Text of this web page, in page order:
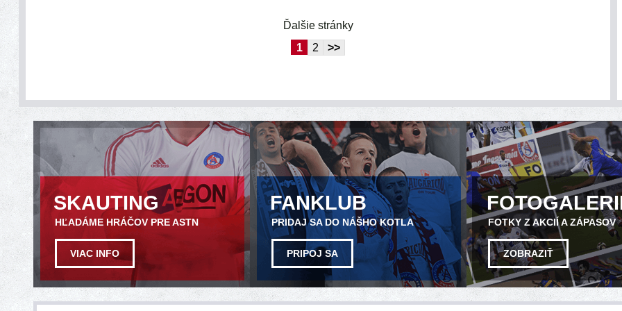
Ďalšie stránky
1
2 >>
SKAUTING
HĽADÁME HRÁČOV PRE ASTN
VIAC INFO
FANKLUB
PRIDAJ SA DO NÁŠHO KOTLA
PRIPOJ SA
FOTKY Z AKCIÍ A ZÁPASOV
ZOBRAZIŤ